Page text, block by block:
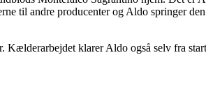
til andre producenter og Aldo springer
klarer Aldo også selv fra